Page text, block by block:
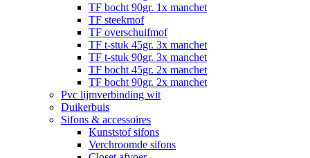
TF bocht 90gr. 1x manchet
TF steekmof
TF overschuifmof
TF t-stuk 45gr. 3x manchet
TF t-stuk 90gr. 3x manchet
TF bocht 45gr. 2x manchet
TF bocht 90gr. 2x manchet
Pvc lijmverbinding wit
Duikerbuis
Sifons & accessoires
Kunststof sifons
Verchroomde sifons